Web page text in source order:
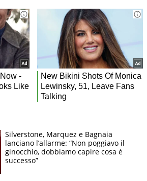
Silverstone, Marquez e Bagnaia
lanciano l’allarme: “Non poggiavo il
ginocchio, dobbiamo capire cosa è
successo”